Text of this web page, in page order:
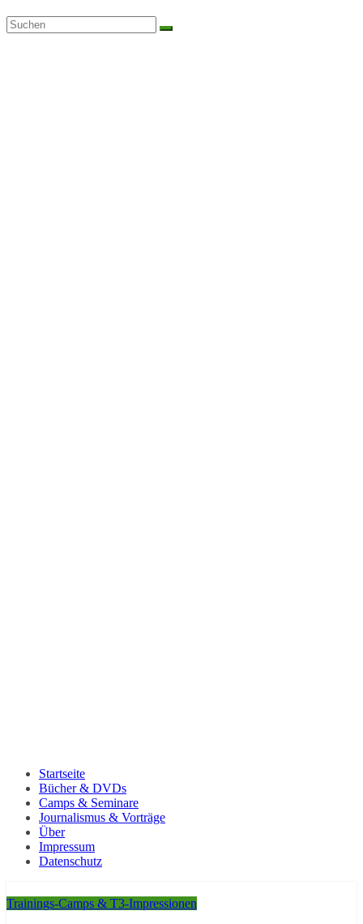
Startseite
Bücher & DVDs
Camps & Seminare
Journalismus & Vorträge
Über
Impressum
Datenschutz
Trainings-Camps & T3-Impressionen